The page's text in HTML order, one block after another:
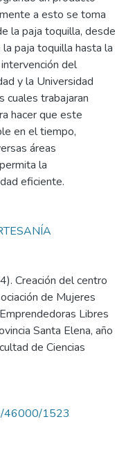
a esto se toma
la paja toquilla, desde
paja toquilla hasta la
del
y la Universidad
cuales trabajaran
hacer que este
en el tiempo,
áreas
la
eficiente.
Creación del centro
de Mujeres
Libres
Santa Elena, año
de Ciencias
46000/1523